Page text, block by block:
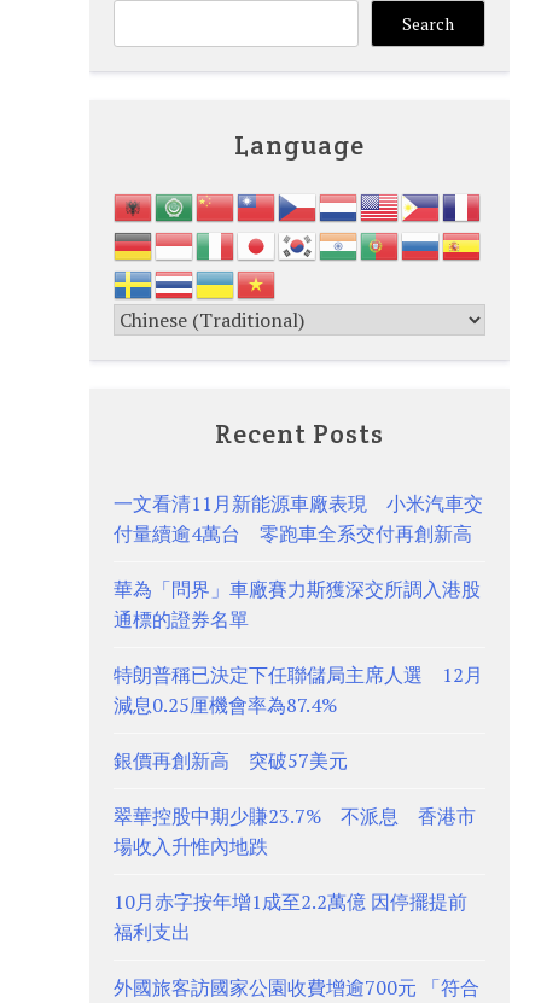
Search
Language
Recent Posts
一文看清11月新能源車廠表現 小米汽車交
付量續逾4萬台 零跑車全系交付再創新高
華為「問界」車廠賽力斯獲深交所調入港股
通標的證券名單
特朗普稱已決定下任聯儲局主席人選 12月
減息0.25厘機會率為87.4%
銀價再創新高 突破57美元
翠華控股中期少賺23.7% 不派息 香港市
場收入升惟內地跌
10月赤字按年增1成至2.2萬億 因停擺提前
福利支出
外國旅客訪國家公園收費增逾700元 「符合